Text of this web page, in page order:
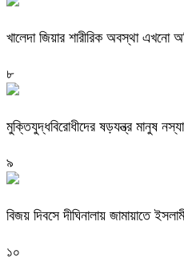
খালেদা জিয়ার শারীরিক অবস্থা এখনো
৮
মুক্তিযুদ্ধবিরোধীদের ষড়যন্ত্র মানুষ
৯
বিজয় দিবসে দীঘিনালায় জামায়াতে
১০